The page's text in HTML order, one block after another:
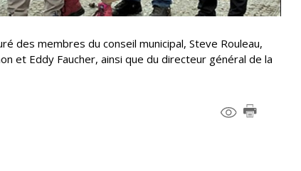
des membres du conseil municipal, Steve Rouleau,
et Eddy Faucher, ainsi que du directeur général de la